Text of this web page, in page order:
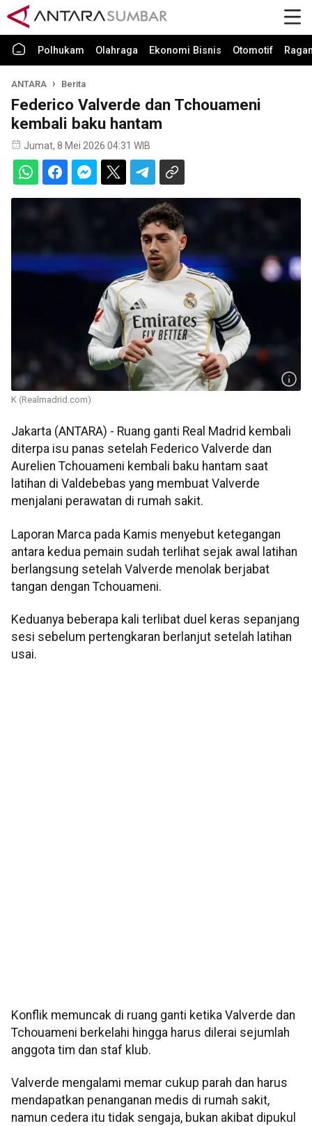
Polhukam Olahraga Ekonomi Bisnis Otomotif
ANTARA Berita
Federico Valverde dan Tchouameni
kembali baku hantam
Jumat, 8 Mei 2026 04:31 WIB
K (Realmadrid.com)
Jakarta (ANTARA) - Ruang ganti Real Madrid kembali
diterpa isu panas setelah Federico Valverde dan
Aurelien Tchouameni kembali baku hantam saat
latihan di Valdebebas yang membuat Valverde
menjalani perawatan di rumah sakit.
Laporan Marca pada Kamis menyebut ketegangan
antara kedua pemain sudah terlihat sejak awal latihan
berlangsung setelah Valverde menolak berjabat
tangan dengan Tchouameni.
Keduanya beberapa kali terlibat duel keras sepanjang
sesi sebelum pertengkaran berlanjut setelah latihan
usai.
Konflik memuncak di ruang ganti ketika Valverde dan
Tchouameni berkelahi hingga harus dilerai sejumlah
anggota tim dan staf klub.
Valverde mengalami memar cukup parah dan harus
mendapatkan penanganan medis di rumah sakit,
namun cedera itu tidak sengaja, bukan akibat dipukul